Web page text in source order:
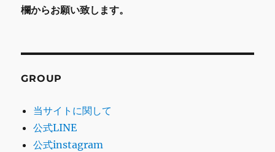
欄からお願い致します。
GROUP
当サイトに関して
公式LINE
公式instagram